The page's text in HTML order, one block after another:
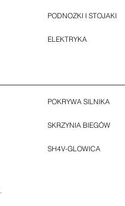
PODNOZKI I STOJAKI
ELEKTRYKA
POKRYWA SILNIKA
SKRZYNIA BIEGÓW
SH4V-GLOWICA
.